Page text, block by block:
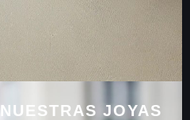
NUESTRAS JOYAS